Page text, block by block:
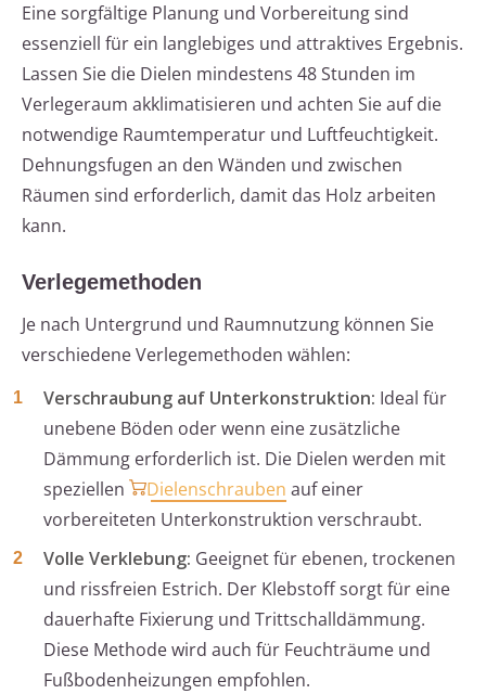
Eine sorgfältige Planung und Vorbereitung sind
essenziell für ein langlebiges und attraktives Ergebnis.
Lassen Sie die Dielen mindestens 48 Stunden im
Verlegeraum akklimatisieren und achten Sie auf die
notwendige Raumtemperatur und Luftfeuchtigkeit.
Dehnungsfugen an den Wänden und zwischen
Räumen sind erforderlich, damit das Holz arbeiten
kann.
Verlegemethoden
Je nach Untergrund und Raumnutzung können Sie
verschiedene Verlegemethoden wählen:
Verschraubung auf Unterkonstruktion: Ideal für
unebene Böden oder wenn eine zusätzliche
Dämmung erforderlich ist. Die Dielen werden mit
speziellen
Dielenschrauben auf einer
vorbereiteten Unterkonstruktion verschraubt.
Volle Verklebung: Geeignet für ebenen, trockenen
und rissfreien Estrich. Der Klebstoff sorgt für eine
dauerhafte Fixierung und Trittschalldämmung.
Diese Methode wird auch für Feuchträume und
Fußbodenheizungen empfohlen.